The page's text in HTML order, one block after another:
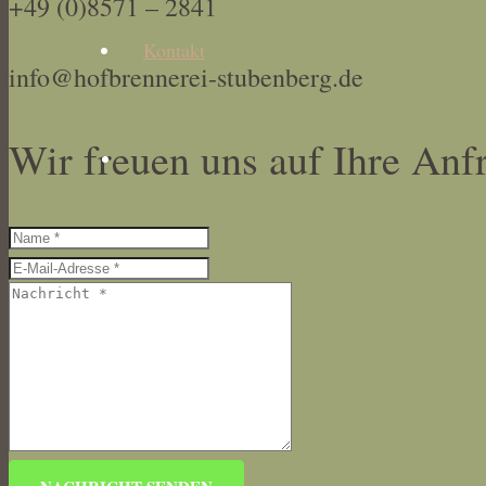
Kontakt
info@hofbrennerei-stubenberg.de
Wir freuen uns auf Ihre